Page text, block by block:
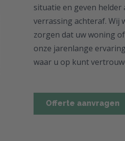
situatie en geven
verrassing achteraf. Wij
zorgen dat uw woning
onze jarenlange
waar u op kunt
Offerte aanvragen